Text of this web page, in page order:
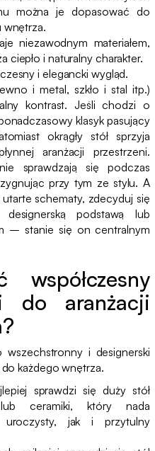
można je dopasować do
wnętrza.
niezawodnym materiałem,
ciepło i naturalny charakter.
i elegancki wygląd.
i metal, szkło i stal itp.)
kontrast. Jeśli chodzi o
klasyk pasujący
okrągły stół sprzyja
aranżacji przestrzeni.
sprawdzają się podczas
przy tym ze stylu. A
schematy, zdecyduj się
podstawą lub
– stanie się on centralnym
współczesny
do aranżacji
wszechstronny i designerski
każdego wnętrza.
sprawdzi się duży stół
ceramiki, który nada
uroczysty, jak i przytulny